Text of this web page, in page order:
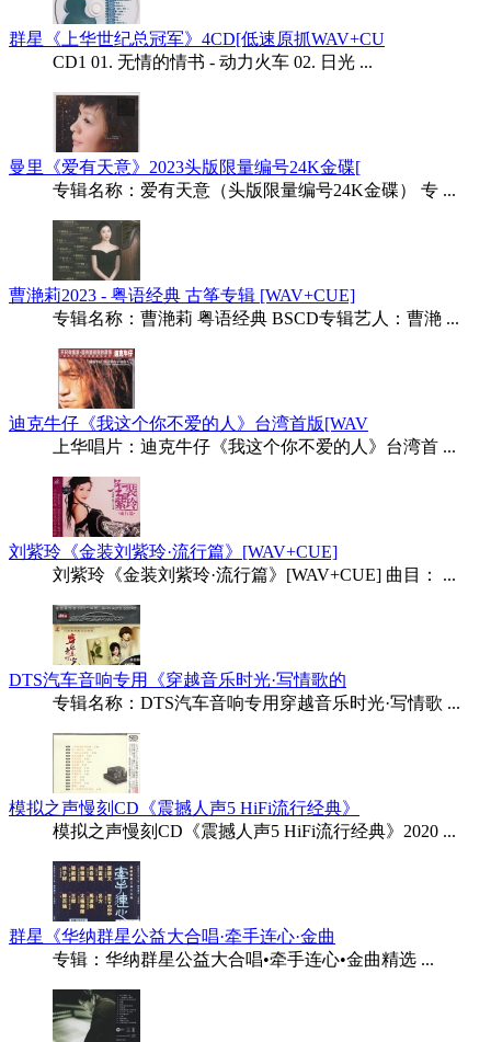
群星《上华世纪总冠军》4CD[低速原抓WAV+CU
CD1 01. 无情的情书 - 动力火车 02. 日光 ...
曼里《爱有天意》2023头版限量编号24K金碟[
专辑名称：爱有天意（头版限量编号24K金碟） 专 ...
曹滟莉2023 - 粤语经典 古筝专辑 [WAV+CUE]
专辑名称：曹滟莉 粤语经典 BSCD专辑艺人：曹滟 ...
迪克牛仔《我这个你不爱的人》台湾首版[WAV
上华唱片：迪克牛仔《我这个你不爱的人》台湾首 ...
刘紫玲《金装刘紫玲·流行篇》[WAV+CUE]
刘紫玲《金装刘紫玲·流行篇》[WAV+CUE] 曲目： ...
DTS汽车音响专用《穿越音乐时光·写情歌的
专辑名称：DTS汽车音响专用穿越音乐时光·写情歌 ...
模拟之声慢刻CD《震撼人声5 HiFi流行经典》
模拟之声慢刻CD《震撼人声5 HiFi流行经典》2020 ...
群星《华纳群星公益大合唱·牵手连心·金曲
专辑：华纳群星公益大合唱•牵手连心•金曲精选 ...